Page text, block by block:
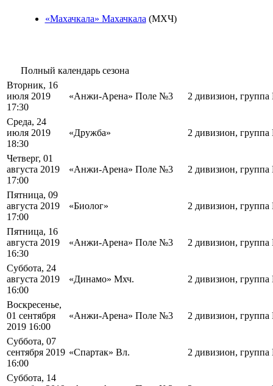
«Махачкала» Махачкала (МХЧ)
Полный календарь сезона
Вторник, 16
июля 2019
17:30
«Анжи-Арена» Поле №3 2 дивизион,
Среда, 24
июля 2019
18:30
«Дружба» 2 дивизион,
Четверг, 01
августа 2019
17:00
«Анжи-Арена» Поле №3 2 дивизион,
Пятница, 09
августа 2019
17:00
«Биолог» 2 дивизион,
Пятница, 16
августа 2019
16:30
«Анжи-Арена» Поле №3 2 дивизион,
Суббота, 24
августа 2019
16:00
«Динамо» Мхч. 2 дивизион,
Воскресенье,
01 сентября
2019 16:00
«Анжи-Арена» Поле №3 2 дивизион,
Суббота, 07
сентября 2019
16:00
«Спартак» Вл. 2 дивизион,
Суббота, 14